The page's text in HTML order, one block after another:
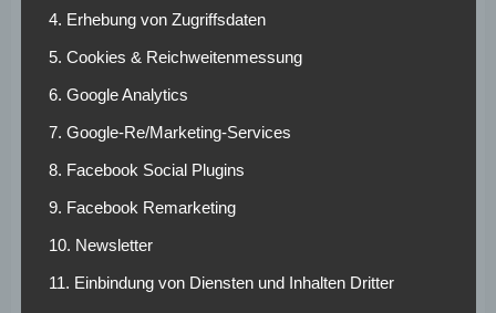
Nach seiner aktiven Karriere blieb Bogdan dem Verein
zunächst als Jugendtrainer, Koordinator und Assistent von
Winfried Schäfer treu. Im Jahr 2000 zog es ihn zurück nach
Savski Marof und später bei Inter Zaprešić tätig war –
unter anderem als Leiter der Jugendakademie und als
europäische Fußball nicht nur einen ehemaligen
Rekordspieler, sondern auch einen Menschen, der über
kroatischer Fußballschule wirkte.
4. Erhebung von Zugriffsdaten
5. Cookies & Reichweitenmessung
6. Google Analytics
7. Google-Re/Marketing-Services
8. Facebook Social Plugins
9. Facebook Remarketing
10. Newsletter
11. Einbindung von Diensten und Inhalten Dritter